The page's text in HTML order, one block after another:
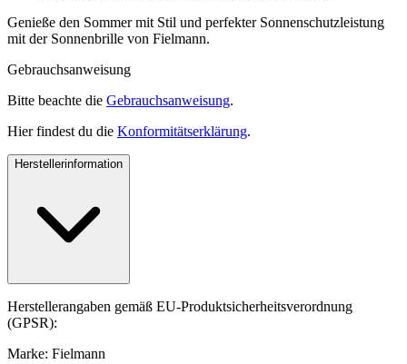
Genieße den Sommer mit Stil und perfekter Sonnenschutzleistung
mit der Sonnenbrille von Fielmann.
Gebrauchsanweisung
Bitte beachte die Gebrauchsanweisung.
Hier findest du die Konformitätserklärung.
Herstellerinformation
Herstellerangaben gemäß EU-Produktsicherheitsverordnung
(GPSR):
Marke: Fielmann